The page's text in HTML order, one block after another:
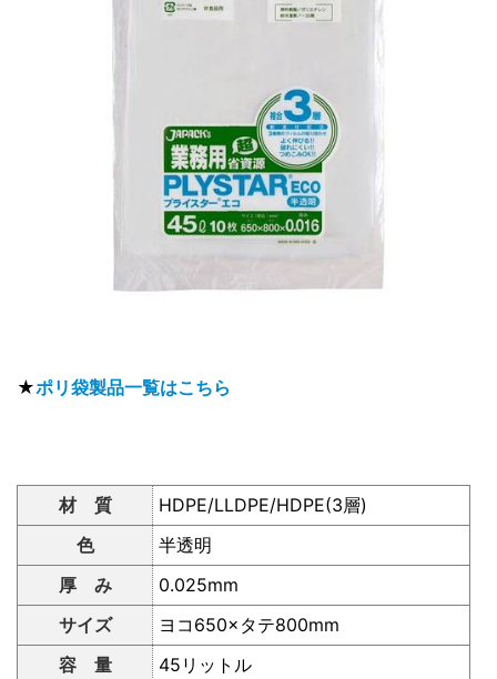
★ポリ袋製品一覧はこちら
材 質
HDPE/LLDPE/HDPE(3層)
色
半透明
厚 み
0.025mm
サイズ
ヨコ650×タテ800mm
容 量
45リットル